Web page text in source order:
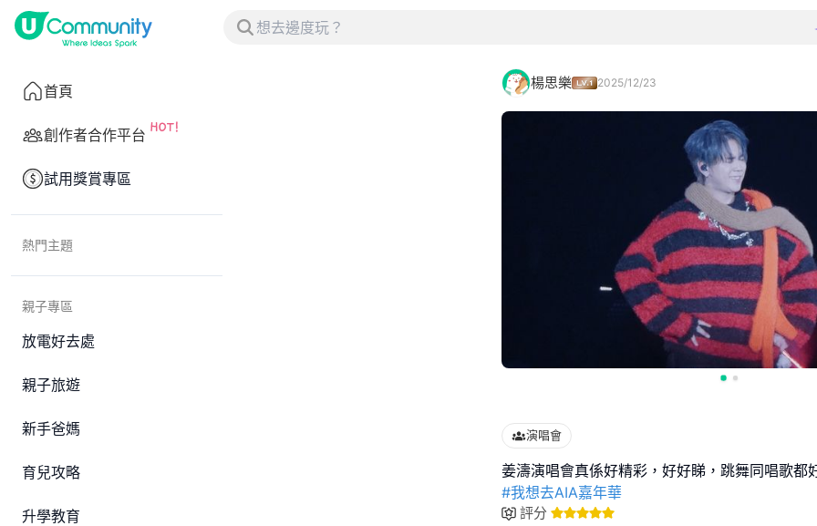
首頁
創作者合作平台
試用獎賞專區
熱門主題
親子專區
放電好去處
親子旅遊
新手爸媽
育兒攻略
升學教育
楊思樂 2025/12/23
演唱會
#我想去AIA嘉年華
評分